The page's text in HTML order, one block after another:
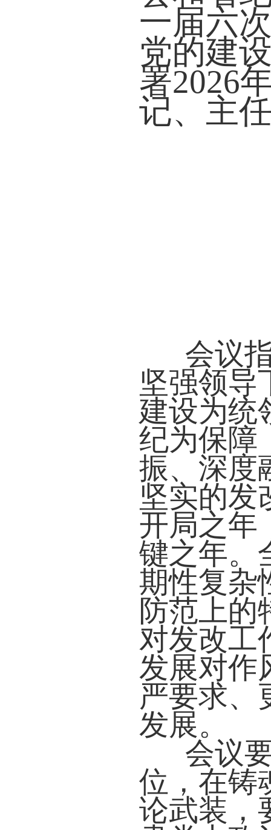
一届六
党的建
署2026
记、主
会议
坚强领导
建设为统
纪为保障
振、深度
坚实的发
开局之年
键之年。
期性复杂
防范上的
对发改工
发展对作
严要求、
发展。
会议
位，在铸
论武装，